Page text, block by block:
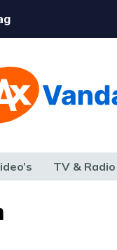
TV & Radio